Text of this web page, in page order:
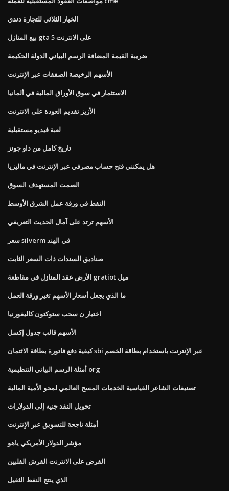
الخيار الثلاثي للتجارة دندي
بيع المنازل gta 5 على الانترنت
ضريبة القيمة المضافة الرسم البياني الدولة الحكيمة
الأسهم الرخيصة الصفقات عبر الإنترنت
الاستثمار في سوق الأوراق المالية في ألمانيا
الأزيز تقديم العودة على الانترنت
لعبة فيديو مستقبلية
تاريخ كامل من داو جونز
هل يمكنني فتح حساب مصرفي عبر الإنترنت في ماليزيا
الصمت المستهدف السوق
النفط في ورقة عمل الشرق الأوسط
الأسهم ترتد على آمال الحديث التعريفي
سعر silverm في الهند
صناديق السندات ذات السعر الثابت
الأرض عقد المنازل في مقاطعة gratiot ميل
ما الذي يجعل أسعار الأسهم تغير ورقة العمل
اختيار ن سحب ستوكتون كاليفورنيا
الأسهم قالب جدول إكسل
كيفية دفع فاتورة بطاقة الائتمان sbi عبر الإنترنت باستخدام بطاقة الخصم
أمثلة الرسم البياني التنظيمية org
تصنيفات الشاعر القياسية الخدمات المسح العالمي لمحو الأمية المالية
تحويل النقد جنيه إلى الدولارات
أمثلة ناجحة للتسويق عبر الإنترنت
مؤشر الدولار الأمريكي ياهو
القرض على الانترنت القرش الفلبين
الذي ينتج النفط الثقيل